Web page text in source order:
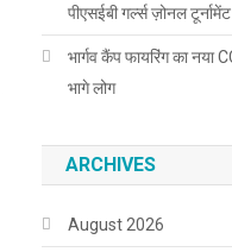
पीएसईबी गर्ल्स ज़ोनल टूर्नामेंट
भार्गव कैंप फायरिंग का नया
भागे लोग
ARCHIVES
August 2026